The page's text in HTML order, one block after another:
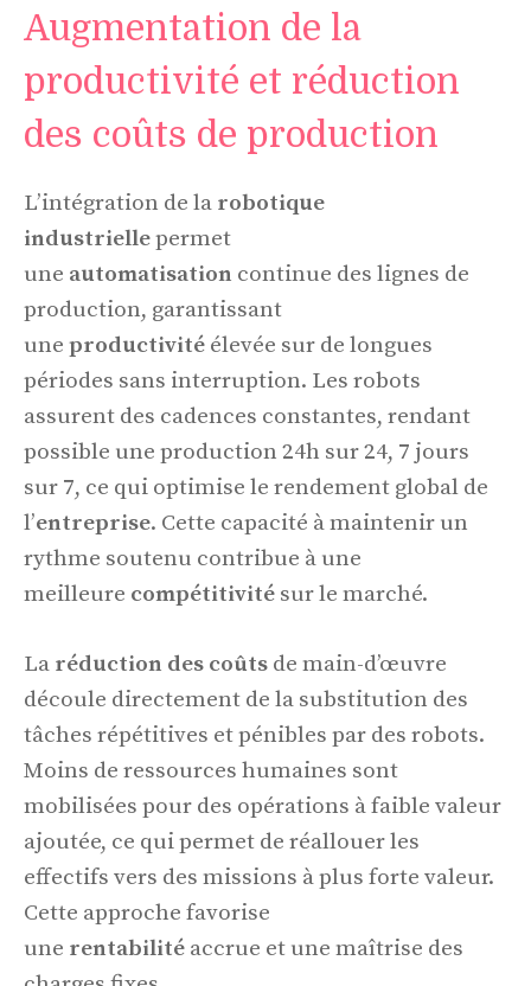
Augmentation de la
productivité et réduction
des coûts de production
L’intégration de la robotique
industriellepermet
une automatisation continue des lignes de
production, garantissant
une productivité élevée sur de longues
périodes sans interruption. Les robots
assurent des cadences constantes, rendant
possible une production 24h sur 24, 7 jours
sur 7, ce qui optimise le rendement global de
l’entreprise. Cette capacité à maintenir un
rythme soutenu contribue à une
meilleure compétitivité sur le marché.
La réduction des coûts de main-d’œuvre
découle directement de la substitution des
tâches répétitives et pénibles par des robots.
Moins de ressources humaines sont
mobilisées pour des opérations à faible valeur
ajoutée, ce qui permet de réallouer les
effectifs vers des missions à plus forte valeur.
Cette approche favorise
une rentabilité accrue et une maîtrise des